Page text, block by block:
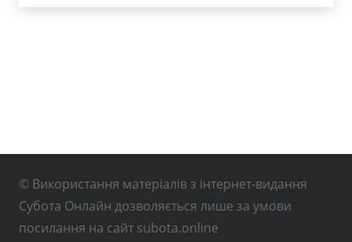
© Використання матеріалів з інтернет-видання
Субота Онлайн дозволяється лише за умови
посилання на сайт subota.online